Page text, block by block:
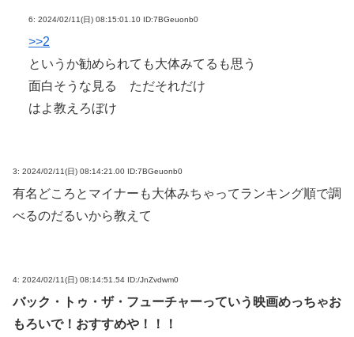
6: 2024/02/11(日) 08:15:01.10 ID:7BGeuonb0
>>2
というか勧められても大体みてるも思う
面白そうな見る ただそれだけ
はよ教えろぼけ
3: 2024/02/11(日) 08:14:21.00 ID:7BGeuonb0
有名どころとマイナーも大体みちゃってランキング順で調
べるのだるいから教えて
4: 2024/02/11(日) 08:14:51.54 ID:/JnZvdwm0
バック・トゥ・ザ・フューチャーっていう映画めっちゃお
もろいで！おすすめや！！！